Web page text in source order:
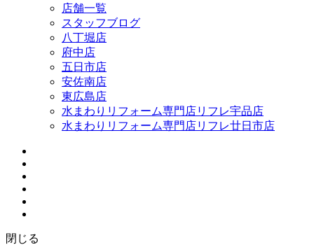
店舗一覧
スタッフブログ
八丁堀店
府中店
五日市店
安佐南店
東広島店
水まわりリフォーム専門店リフレ宇品店
水まわりリフォーム専門店リフレ廿日市店
閉じる